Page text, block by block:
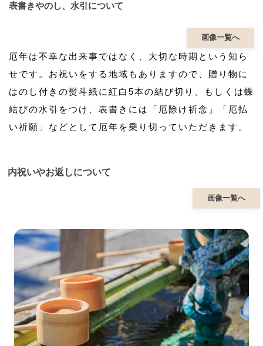
表書きやのし、水引について
画像一覧へ
厄年は不幸な出来事ではなく、大切な時期という知ら
せです。お祝いをする地域もありますので、贈り物に
はのし付きの熨斗紙に紅白5本の結び切り、もしくは蝶
結びの水引をつけ、表書きには「厄除け祈念」「厄払
い祈願」などとして厄年を乗り切っていただきます。
内祝いやお返しについて
画像一覧へ